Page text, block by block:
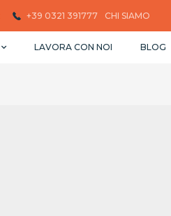
+39 0321 391777 CHI SIAMO
LAVORA CON NOI BLOG